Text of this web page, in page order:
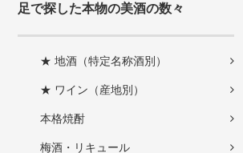
足で探した本物の美酒の数々
★ 地酒（特定名称酒別）
★ ワイン（産地別）
本格焼酎
梅酒・リキュール